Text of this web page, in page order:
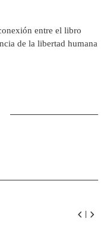
entre el libro
de la libertad humana